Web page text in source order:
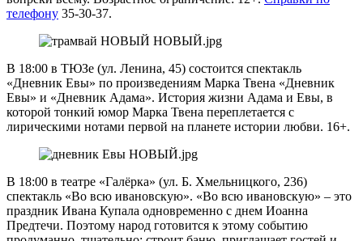
телефону 35-30-37.
В 18:00 в ТЮЗе (ул. Ленина, 45) состоится спектакль
«Дневник Евы» по произведениям Марка Твена «Дневник
Евы» и «Дневник Адама». История жизни Адама и Евы, в
которой тонкий юмор Марка Твена переплетается с
лирическими нотами первой на планете истории любви. 16+.
В 18:00 в театре «Галёрка» (ул. Б. Хмельницкого, 236)
спектакль «Во всю ивановскую». «Во всю ивановскую» – это
праздник Ивана Купала одновременно с днем Иоанна
Предтечи. Поэтому народ готовится к этому событию